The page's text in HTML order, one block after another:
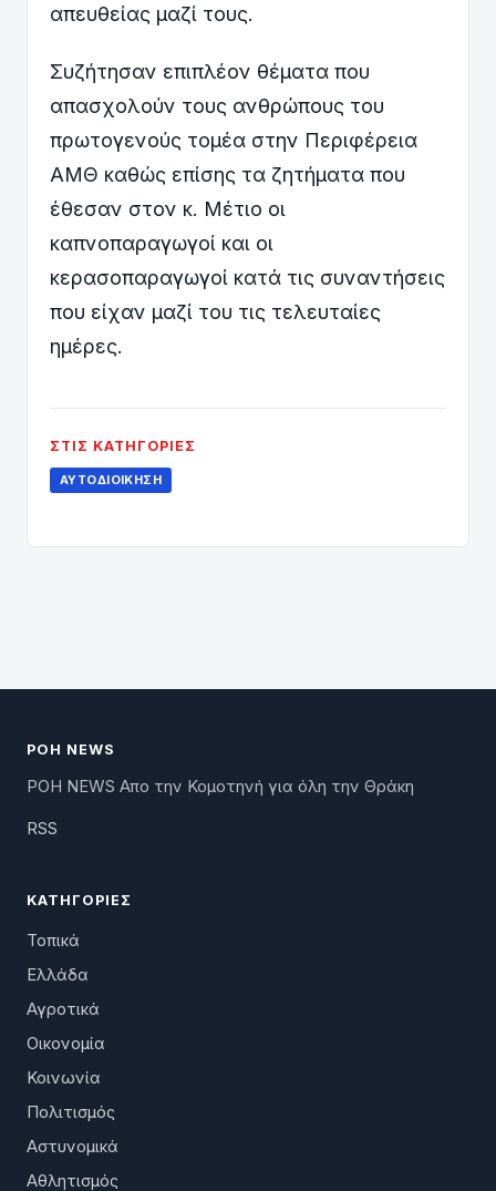
απευθείας μαζί τους.
Συζήτησαν επιπλέον θέματα που
απασχολούν τους ανθρώπους του
πρωτογενούς τομέα στην Περιφέρεια
ΑΜΘ καθώς επίσης τα ζητήματα που
έθεσαν στον κ. Μέτιο οι
καπνοπαραγωγοί και οι
κερασοπαραγωγοί κατά τις συναντήσεις
που είχαν μαζί του τις τελευταίες
ημέρες.
ΣΤΙΣ ΚΑΤΗΓΟΡΊΕΣ
ΑΥΤΟΔΙΟΊΚΗΣΗ
ΡΟΗ NEWS
ΡΟΗ NEWS Απο την Κομοτηνή για όλη την Θράκη
RSS
ΚΑΤΗΓΟΡΊΕΣ
Τοπικά
Ελλάδα
Αγροτικά
Οικονομία
Κοινωνία
Πολιτισμός
Αστυνομικά
Αθλητισμός